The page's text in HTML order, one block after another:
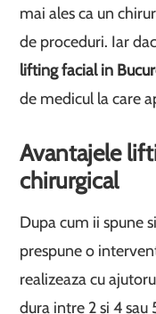
mai ales ca un
de proceduri. Iar
lifting facial in
de medicul la care
Avantajele
chirurgical
Dupa cum ii spune
prespune o
realizeaza cu
dura intre 2 si 4 sau